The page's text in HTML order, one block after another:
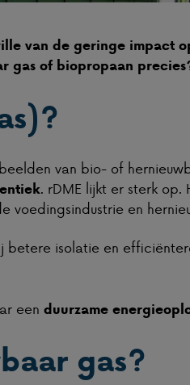
van de geringe impact
of biopropaan
van bio- of
. rDME lijkt er sterk op.
voedingsindustrie en
betere isolatie en
een duurzame
gas?